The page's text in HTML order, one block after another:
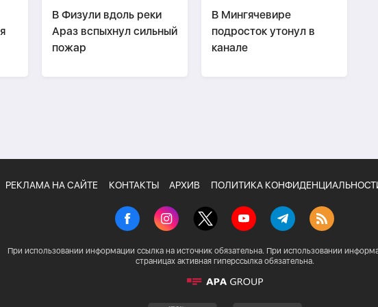
В Физули вдоль реки
Араз вспыхнул сильный
пожар
В Мингячевире
подросток утонул в
канале
РЕКЛАМА НА САЙТЕ КОНТАКТЫ АРХИВ ПОЛИТИКА
При использовании информации ссылка на источник обязательна. При использовании
страницах активная гиперссылка обязательна.